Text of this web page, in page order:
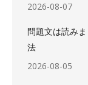
2026-08-07
問題文は読み
法
2026-08-05